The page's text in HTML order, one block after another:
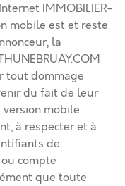
IMMOBILIER-
mobile est et reste
la
tout dommage
du fait de leur
mobile.
à respecter et à
de
compte
que toute